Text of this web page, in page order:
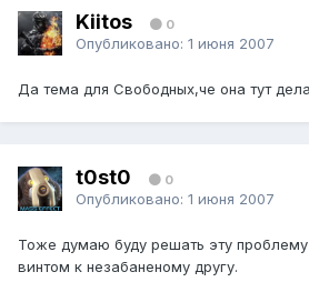
Kiitos 0
Опубликовано: 1 июня 2007
Да тема для Свободных,че она тут
t0st0 0
Опубликовано: 1 июня 2007
Тоже думаю буду решать эту
винтом к незабаненому другу.